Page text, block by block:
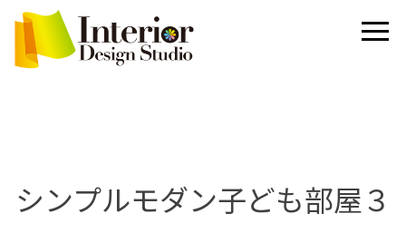
シンプルモダン子ども部屋３